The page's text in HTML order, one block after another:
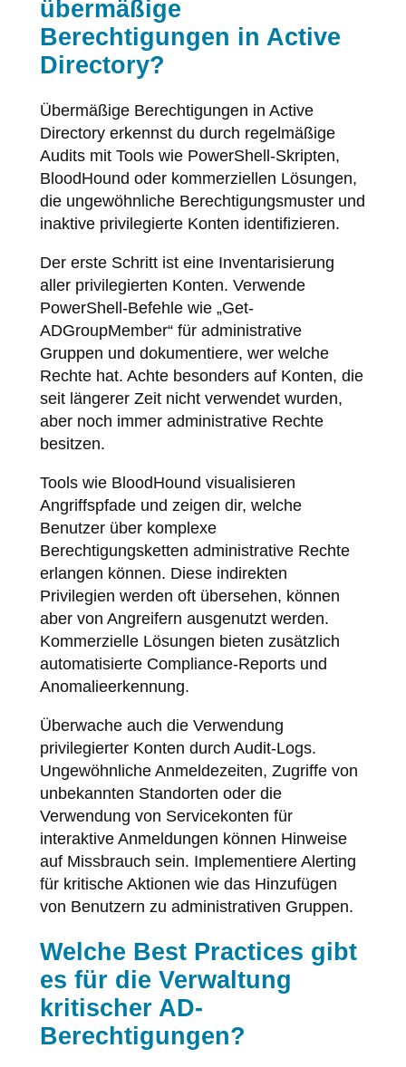
übermäßige
Berechtigungen in Active
Directory?
Übermäßige Berechtigungen in Active
Directory erkennst du durch regelmäßige
Audits mit Tools wie PowerShell-Skripten,
BloodHound oder kommerziellen Lösungen,
die ungewöhnliche Berechtigungsmuster und
inaktive privilegierte Konten identifizieren.
Der erste Schritt ist eine Inventarisierung
aller privilegierten Konten. Verwende
PowerShell-Befehle wie „Get-
ADGroupMember“ für administrative
Gruppen und dokumentiere, wer welche
Rechte hat. Achte besonders auf Konten, die
seit längerer Zeit nicht verwendet wurden,
aber noch immer administrative Rechte
besitzen.
Tools wie BloodHound visualisieren
Angriffspfade und zeigen dir, welche
Benutzer über komplexe
Berechtigungsketten administrative Rechte
erlangen können. Diese indirekten
Privilegien werden oft übersehen, können
aber von Angreifern ausgenutzt werden.
Kommerzielle Lösungen bieten zusätzlich
automatisierte Compliance-Reports und
Anomalieerkennung.
Überwache auch die Verwendung
privilegierter Konten durch Audit-Logs.
Ungewöhnliche Anmeldezeiten, Zugriffe von
unbekannten Standorten oder die
Verwendung von Servicekonten für
interaktive Anmeldungen können Hinweise
auf Missbrauch sein. Implementiere Alerting
für kritische Aktionen wie das Hinzufügen
von Benutzern zu administrativen Gruppen.
Welche Best Practices gibt
es für die Verwaltung
kritischer AD-
Berechtigungen?